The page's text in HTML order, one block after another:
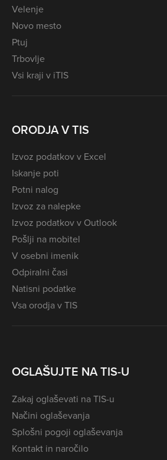
Velenje
Novo mesto
Ptuj
Trbovlje
Vsi kraji v iTIS
ORODJA V TIS
Izvoz podatkov v Excel
Iskanje poti
Potni nalog
Izvoz za nalepke
Izvoz podatkov v Outlook
Pošlji na mobitel
V osebni imenik
Odpiralni časi
Natisni podatke
Vsa orodja v TIS
OGLAŠUJTE NA TIS-U
Zakaj oglaševati na TIS-u
Načini oglaševanja
Splošni pogoji oglaševanja
Kontakt in naročilo